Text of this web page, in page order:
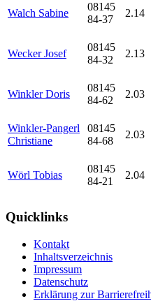
Walch Sabine
08145
84-37
2.14
Wecker Josef
08145
84-32
2.13
Winkler Doris
08145
84-62
2.03
Winkler-Pangerl
Christiane
08145
84-68
2.03
Wörl Tobias
08145
84-21
2.04
Quicklinks
Kontakt
Inhaltsverzeichnis
Impressum
Datenschutz
Erklärung zur